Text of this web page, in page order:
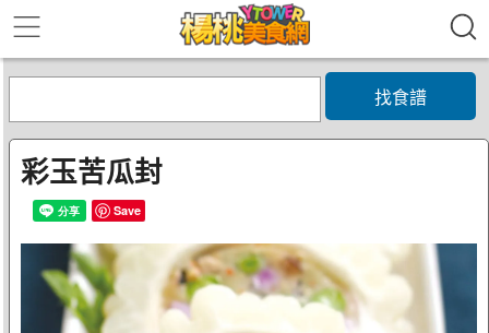
找食譜
彩玉苦瓜封
Save